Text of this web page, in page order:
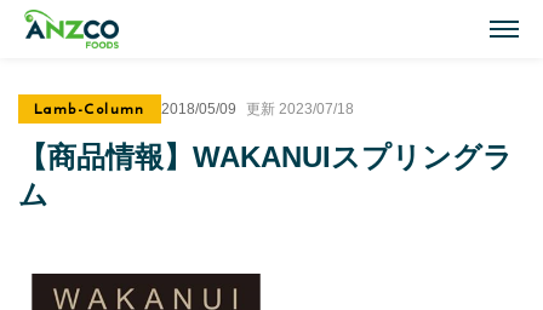
Lamb Recipes
ラム肉のおすすめレシピ
Lamb-Column 2018/05/09 更新 2023/07/18
【商品情報】WAKANUIスプリングラ
ム